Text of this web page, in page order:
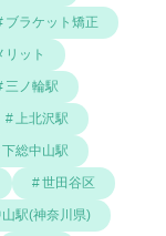
ブラケット矯正
リット
三ノ輪駅
上北沢駅
下総中山駅
世田谷区
駅(神奈川県)